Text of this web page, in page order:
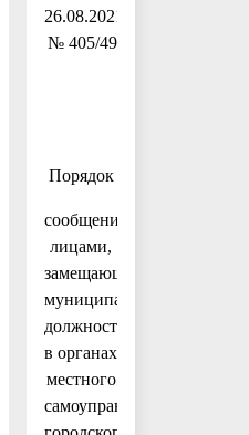
26.08.2021
№ 405/49
Порядок
сообщения
лицами,
замещающими
муниципальные
должности
в органах
местного
самоуправления